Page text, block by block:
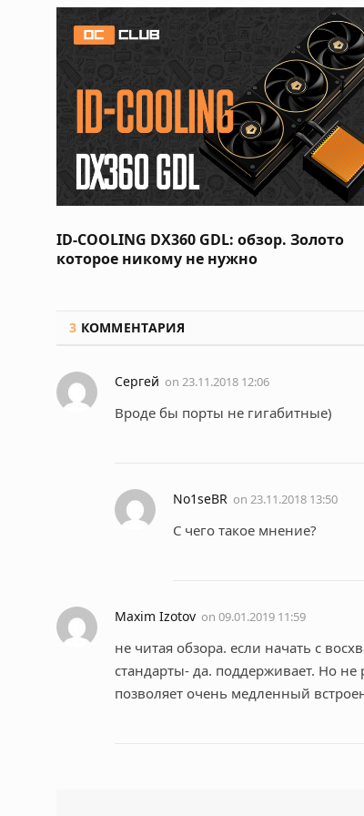
ID-COOLING DX360 GDL: обзор. Золото
которое никому не нужно
3 КОММЕНТАРИЯ
Сергей on 23.11.2018 12:06
Вроде бы порты не гигабитные)
No1seBR on 23.11.2018 13:50
С чего такое мнение?
Maxim Izotov on 09.01.2019 11:59
не читая обзора. если начать с
стандарты- да. поддерживает. Но не
позволяет очень медленный